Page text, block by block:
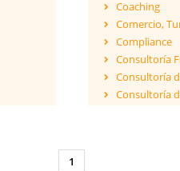
Coaching
Comercio,
Compliance
Consultoría
Consultoría
Consultoría
1